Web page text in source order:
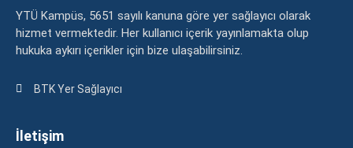
YTÜ Kampüs, 5651 sayılı kanuna göre yer sağlayıcı olarak
hizmet vermektedir. Her kullanıcı içerik yayınlamakta olup
hukuka aykırı içerikler için bize ulaşabilirsiniz.
BTK Yer Sağlayıcı
İletişim